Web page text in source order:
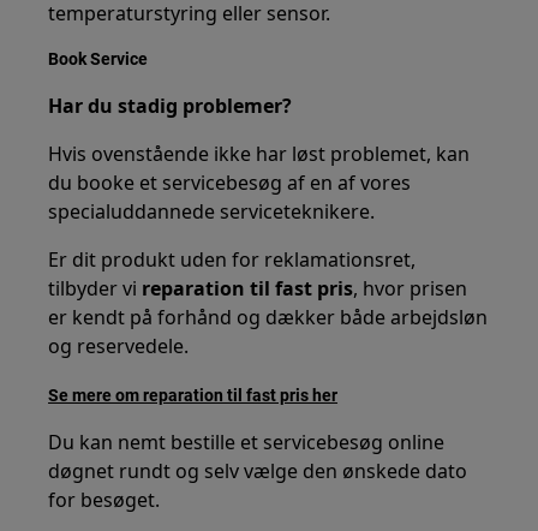
temperaturstyring eller sensor.
Book Service
Har du stadig problemer?
Hvis ovenstående ikke har løst problemet, kan
du booke et servicebesøg af en af vores
specialuddannede serviceteknikere.
Er dit produkt uden for reklamationsret,
tilbyder vi reparation til fast pris, hvor prisen
er kendt på forhånd og dækker både arbejdsløn
og reservedele.
Se mere om reparation til fast pris her
Du kan nemt bestille et servicebesøg online
døgnet rundt og selv vælge den ønskede dato
for besøget.